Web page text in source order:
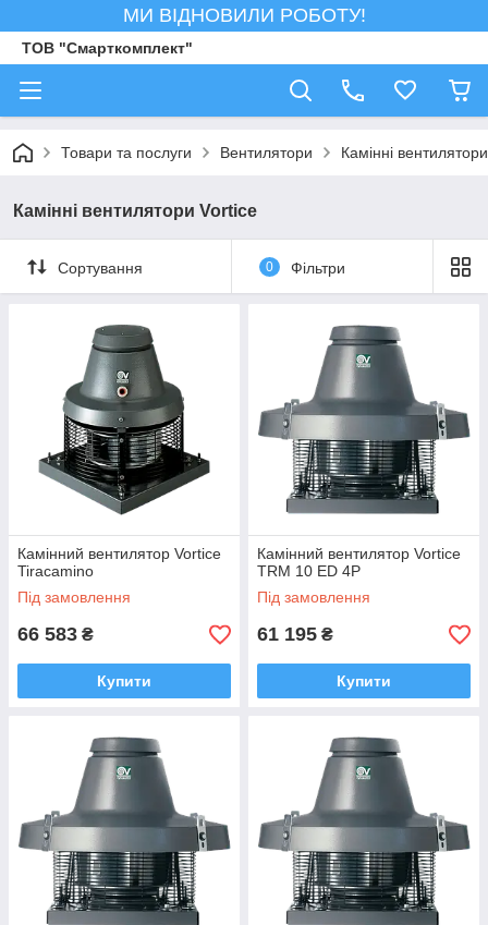
МИ ВІДНОВИЛИ РОБОТУ!
ТОВ "Смарткомплект"
Товари та послуги Вентилятори Камінні вентилятори
Камінні вентилятори Vortice
Сортування 0 Фільтри
Камінний вентилятор Vortice
Tiracamino
Під замовлення
66 583 ₴
Купити
Камінний вентилятор Vortice
TRM 10 ED 4P
Під замовлення
61 195 ₴
Купити